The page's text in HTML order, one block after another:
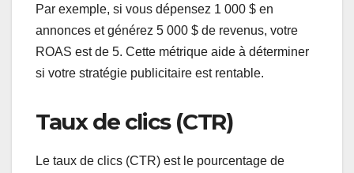
Par exemple, si vous dépensez 1 000 $ en
annonces et générez 5 000 $ de revenus, votre
ROAS est de 5. Cette métrique aide à déterminer
si votre stratégie publicitaire est rentable.
Taux de clics (CTR)
Le taux de clics (CTR) est le pourcentage de